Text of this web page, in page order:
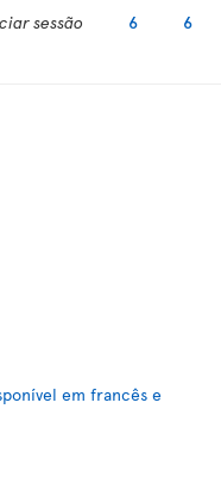
sessão 6 6
em francês e